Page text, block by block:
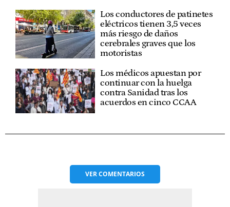
Los conductores de patinetes
eléctricos tienen 3,5 veces
más riesgo de daños
cerebrales graves que los
motoristas
Los médicos apuestan por
continuar con la huelga
contra Sanidad tras los
acuerdos en cinco CCAA
VERCOMENTARIOS